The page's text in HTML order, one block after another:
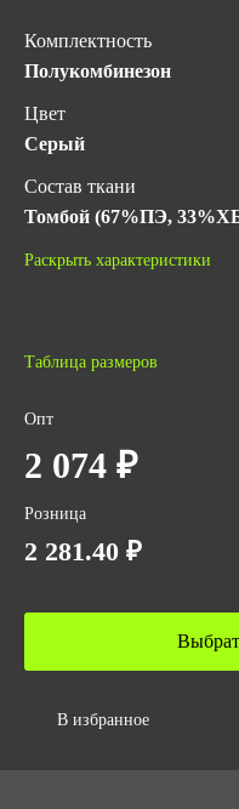
Комплектность
Полукомбинезон
Цвет
Серый
Состав ткани
Томбой (67%ПЭ,
Гарантийный срок
ГОСТ
Количество в упаковке
1
Объем упаковки,м3
0.00279
Размер/ рост
Раскрыть характеристики
Таблица размеров
Опт
2 074 ₽
Розница
2 281.40 ₽
В избранное